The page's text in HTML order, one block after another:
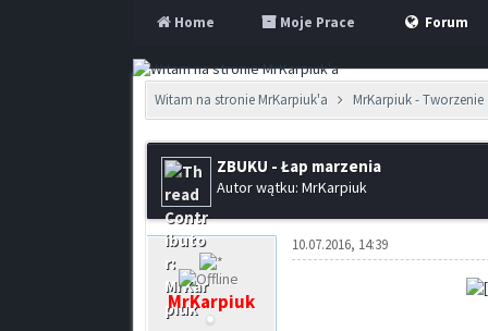
Home Moje Prace Forum
Witam na stronie MrKarpiuk'a MrKarpiuk - Tworzenie
ZBUKU - Łap marzenia
Autor wątku: MrKarpiuk
MrKarpiuk
10.07.2016, 14:39